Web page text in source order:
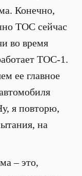
Конечно,
ТОС сейчас
во время
ТОС-1.
ее главное
я повторю,
на
– это,